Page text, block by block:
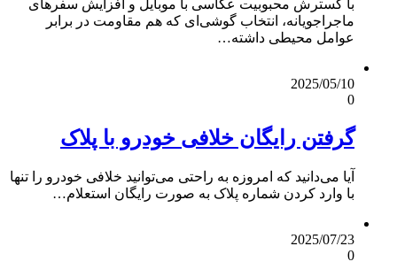
با گسترش محبوبیت عکاسی با موبایل و افزایش سفرهای
ماجراجویانه، انتخاب گوشی‌ای که هم مقاومت در برابر
عوامل محیطی داشته…
2025/05/10
0
گرفتن رایگان خلافی خودرو با پلاک
آیا می‌دانید که امروزه به‌ راحتی می‌توانید خلافی خودرو را تنها
با وارد کردن شماره پلاک به صورت رایگان استعلام…
2025/07/23
0